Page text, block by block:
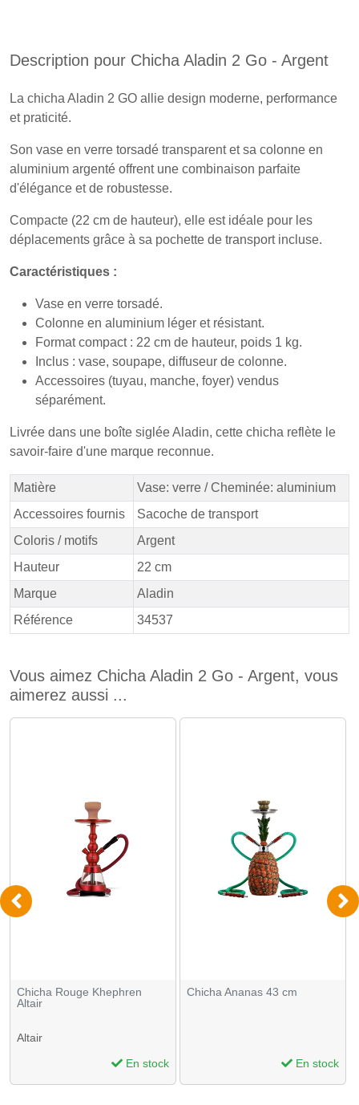
Description pour Chicha Aladin 2 Go - Argent
La chicha Aladin 2 GO allie design moderne, performance
et praticité.
Son vase en verre torsadé transparent et sa colonne en
aluminium argenté offrent une combinaison parfaite
d'élégance et de robustesse.
Compacte (22 cm de hauteur), elle est idéale pour les
déplacements grâce à sa pochette de transport incluse.
Caractéristiques :
Vase en verre torsadé.
Colonne en aluminium léger et résistant.
Format compact : 22 cm de hauteur, poids 1 kg.
Inclus : vase, soupape, diffuseur de colonne.
Accessoires (tuyau, manche, foyer) vendus
séparément.
Livrée dans une boîte siglée Aladin, cette chicha reflète le
savoir-faire d'une marque reconnue.
Matière
Vase: verre / Cheminée: aluminium
Accessoires fournis
Sacoche de transport
Coloris / motifs
Argent
Hauteur
22 cm
Marque
Aladin
Référence
34537
Vous aimez Chicha Aladin 2 Go - Argent, vous
aimerez aussi ...
Chicha Rouge Khephren
Altair
Altair
En stock
Chicha Ananas 43 cm
En stock